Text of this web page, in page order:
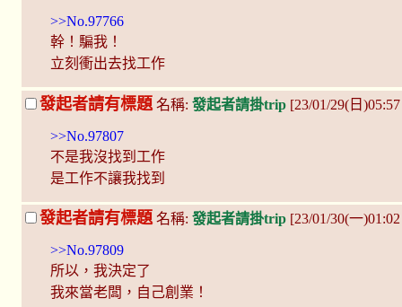
>>No.97766
幹！騙我！
立刻衝出去找工作
發起者請有標題 名稱: 發起者請掛trip [23/01/29(日
>>No.97807
不是我沒找到工作
是工作不讓我找到
發起者請有標題 名稱: 發起者請掛trip [23/01/30(一
>>No.97809
所以，我決定了
我來當老闆，自己創業！